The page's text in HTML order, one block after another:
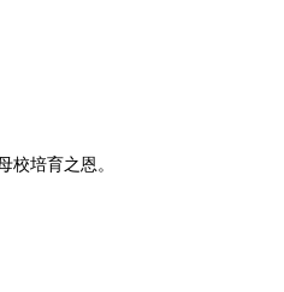
培育之恩。